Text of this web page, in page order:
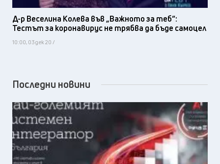
Д-р Веселина Колева във „Важното за теб“:
Тестът за коронавирус не трябва да бъде самоцел
10:00, 03 дек 20 /
Последни новини